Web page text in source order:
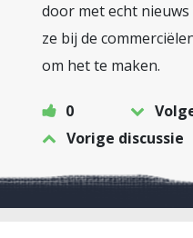
door met echt
ze bij de
om het te maken.
0
Vorige discussie